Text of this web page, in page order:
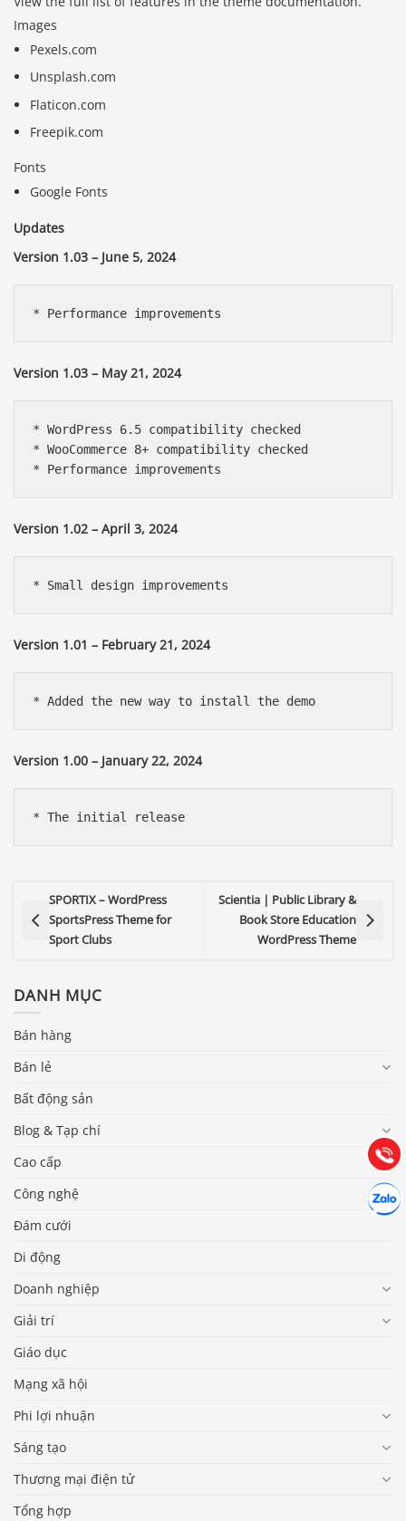
Images
Pexels.com
Unsplash.com
Flaticon.com
Freepik.com
Fonts
Google Fonts
Updates
Version 1.03 – June 5, 2024
Version 1.03 – May 21, 2024
* WordPress 6.5 compatibility checked
* WooCommerce 8+ compatibility checked
Version 1.02 – April 3, 2024
Version 1.01 – February 21, 2024
Version 1.00 – January 22, 2024
SPORTIX – WordPress
SportsPress Theme for
Sport Clubs
Scientia | Public Library &
Book Store Education
WordPress Theme
DANH MỤC
Bán hàng
Bán lẻ
Bất động sản
Blog & Tạp chí
Cao cấp
Công nghệ
Đám cưới
Di động
Doanh nghiệp
Giải trí
Giáo dục
Mạng xã hội
Phi lợi nhuận
Sáng tạo
Thương mại điện tử
Tổng hợp
Gọi
(028) 22.166.144
Chát